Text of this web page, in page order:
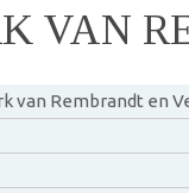
VAN
van Rembrandt en